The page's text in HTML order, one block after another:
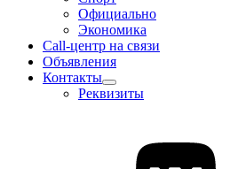
Официально
Экономика
Call-центр на связи
Объявления
Контакты
Реквизиты